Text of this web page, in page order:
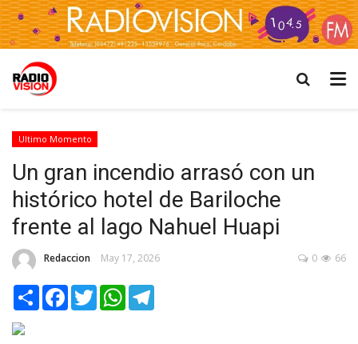
Ultimo Momento
Un gran incendio arrasó con un
histórico hotel de Bariloche
frente al lago Nahuel Huapi
Redaccion May 17, 2026 66
0
Share Facebook
TwitterWhatsApp